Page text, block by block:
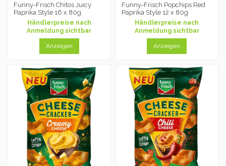
Funny-Frisch Chitos Juicy
Paprika Style 16 x 80g
Händlerpreise nach
Anmeldung sichtbar
Anzeigen
Funny-Frisch Popchips Red
Paprika Style 12 x 80g
Händlerpreise nach
Anmeldung sichtbar
Anzeigen